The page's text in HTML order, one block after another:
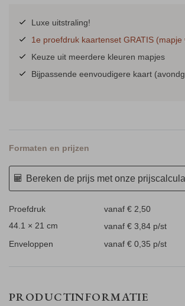
Luxe uitstraling!
1e proefdruk kaartenset GRATIS (mapje
Keuze uit meerdere kleuren mapjes
Bijpassende eenvoudigere kaart
Formaten en prijzen
Bereken de prijs met onze
Proefdruk
vanaf € 2,50
44.1 × 21 cm
vanaf € 3,84 p/st
Enveloppen
vanaf € 0,35 p/st
PRODUCTINFORMATIE